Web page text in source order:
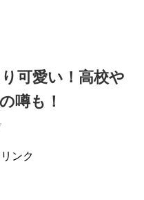
可愛い！高校や
噂も！
ンク